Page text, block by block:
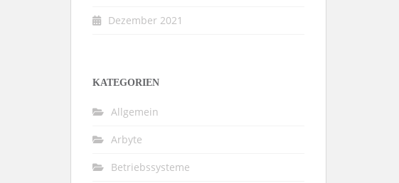
Dezember 2021
KATEGORIEN
Allgemein
Arbyte
Betriebssysteme